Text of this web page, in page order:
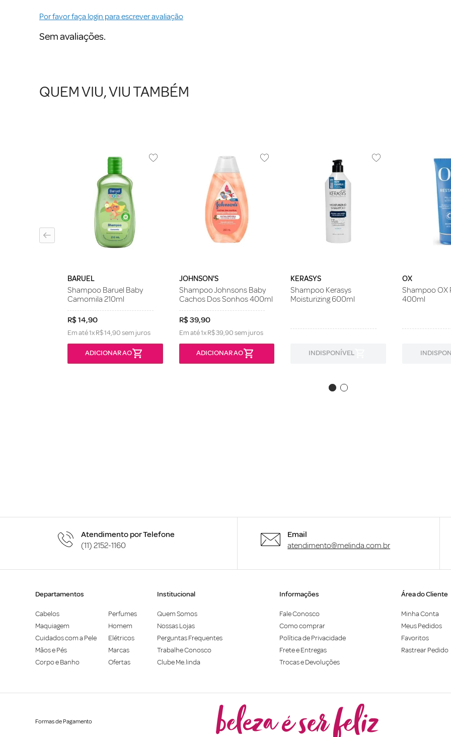
Por favor faça login para escrever avaliação
Sem avaliações.
QUEM VIU, VIU TAMBÉM
BARUEL
Shampoo Baruel Baby
Camomila 210ml
R$14,90
Em até1xR$14,90sem juros
ADICIONAR AO
JOHNSON'S
Shampoo Johnsons Baby
Cachos Dos Sonhos 400ml
R$39,90
Em até1xR$39,90sem juros
ADICIONAR AO
KERASYS
Shampoo Kerasys
Moisturizing 600ml
INDISPONÍVEL
OX
Shampoo OX
400ml
Atendimento por Telefone
(11) 2152-1160
Email
atendimento@melinda.com.br
Departamentos
Cabelos
Maquiagem
Cuidados com a Pele
Mãos e Pés
Corpo e Banho
Perfumes
Homem
Elétricos
Marcas
Ofertas
Institucional
Quem Somos
Nossas Lojas
Perguntas Frequentes
Trabalhe Conosco
Clube Me.linda
Informações
Fale Conosco
Como comprar
Política de Privacidade
Frete e Entregas
Trocas e Devoluções
Área do Cliente
Minha Conta
Meus Pedidos
Favoritos
Rastrear Pedido
Formas de Pagamento